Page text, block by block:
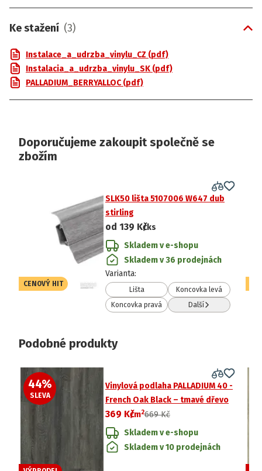
Ke stažení (3)
Instalace_a_udrzba_vinylu_CZ (pdf)
Instalacia_a_udrzba_vinylu_SK (pdf)
PALLADIUM_BERRYALLOC (pdf)
Doporučujeme zakoupit společně se
zbožím
CENOVÝ HIT
SLK50 lišta 5107006 W647 dub
stirling
od 139 Kč/ks
Skladem v e-shopu
Skladem v 36 prodejnách
Varianta:
Lišta
Koncovka levá
Koncovka pravá
Další
Podobné produkty
44%
SLEVA
Vinylová podlaha PALLADIUM 40 -
French Oak Black – tmavé dřevo
369 Kč
/m2669 Kč
Skladem v e-shopu
Skladem v 10 prodejnách